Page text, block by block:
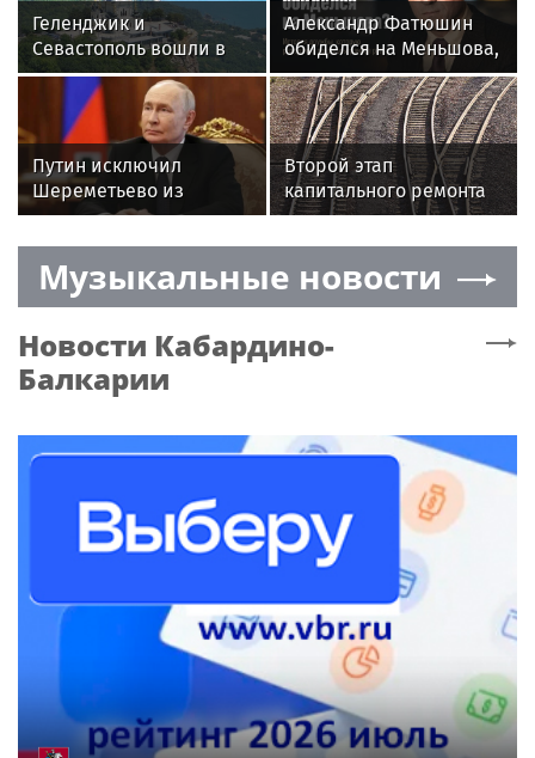
Геленджик и
Севастополь вошли в
топ мест летнего
отдыха в России с
самым чистым
воздухом
Александр Фатюшин
обиделся на Меньшова,
когда не получил роль в
«Любви и голубях»
Путин исключил
Шереметьево из
перечня
предприятий
Второй этап
капитального ремонта
пути Большого кольца
Музыкальные новости
Новости Кабардино-
Балкарии